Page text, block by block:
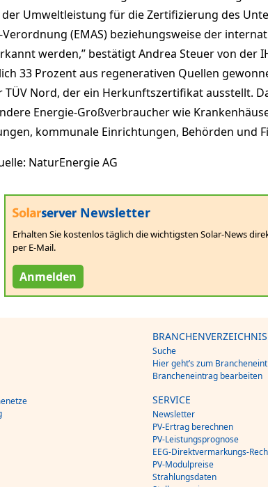
Umweltleistung für die Zertifizierung des
(EMAS) beziehungsweise der
werden,” bestätigt Andrea Steuer von der
33 Prozent aus regenerativen Quellen
TÜV Nord, der ein Herkunftszertifikat ausstellt.
Energie-Großverbraucher wie
kommunale Einrichtungen, Behörden und
NaturEnergie AG
Newsletter
Erhalten Sie kostenlos täglich die wichtigsten Solar-News
per E-Mail.
Anmelden
BRANCHENVERZEICHNIS
Suche
Hier geht’s zum
Brancheneintrag bearbeiten
SERVICE
Newsletter
PV-Ertrag berechnen
PV-Leistungsprognose
EEG-Direktvermarkungs-
PV-Modulpreise
Strahlungsdaten